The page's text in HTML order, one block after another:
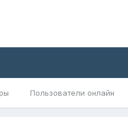
Пользователи онлайн